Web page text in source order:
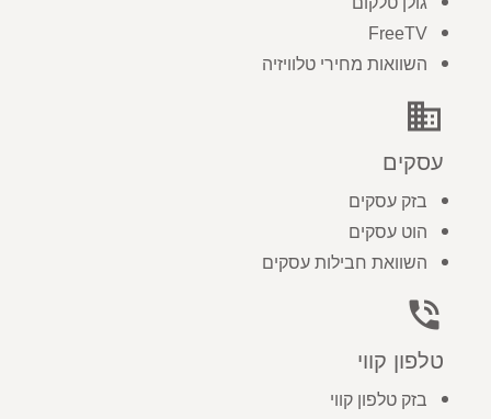
FreeTV
השוואות מחירי טלוויזיה
business
עסקים
בזק עסקים
הוט עסקים
השוואת חבילות עסקים
phone_in_talk
טלפון קווי
בזק טלפון קווי